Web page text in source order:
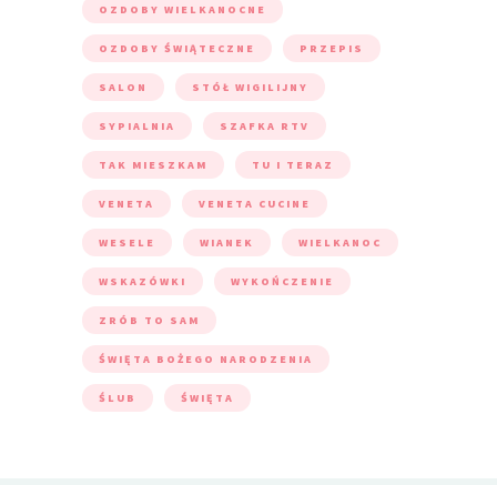
OZDOBY WIELKANOCNE
OZDOBY ŚWIĄTECZNE PRZEPIS
SALON STÓŁ WIGILIJNY
SYPIALNIA SZAFKA RTV
TAK MIESZKAM TU I TERAZ
VENETA VENETA CUCINE
WESELE WIANEK WIELKANOC
WSKAZÓWKI WYKOŃCZENIE
ZRÓB TO SAM
ŚWIĘTA BOŻEGO NARODZENIA
ŚLUB ŚWIĘTA